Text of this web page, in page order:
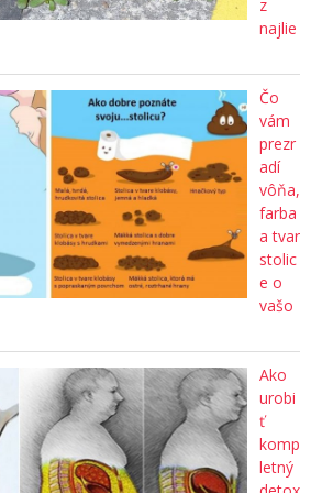
z
najlie
Čo
vám
prezr
adí
vôňa,
farba
a tvar
stolic
e o
vašo
Ako
urobi
ť
komp
letný